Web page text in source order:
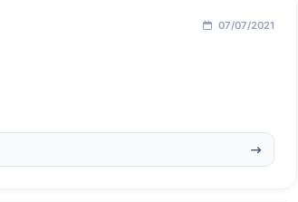
07/07/2021